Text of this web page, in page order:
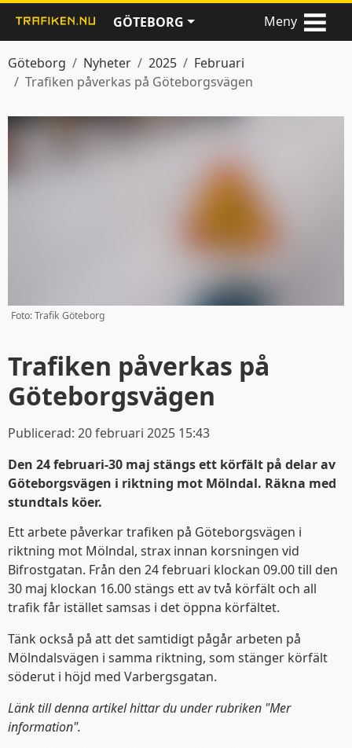
GÖTEBORG Meny
Göteborg Nyheter 2025
Februari
Trafiken påverkas på Göteborgsvägen
Foto: Trafik Göteborg
Trafiken påverkas på
Göteborgsvägen
Publicerad: 20 februari 2025 15:43
Den 24 februari-30 maj stängs ett körfält på delar av
Göteborgsvägen i riktning mot Mölndal. Räkna med
stundtals köer.
Ett arbete påverkar trafiken på Göteborgsvägen i
riktning mot Mölndal, strax innan korsningen vid
Bifrostgatan. Från den 24 februari klockan 09.00 till den
30 maj klockan 16.00 stängs ett av två körfält och all
trafik får istället samsas i det öppna körfältet.
Tänk också på att det samtidigt pågår arbeten på
Mölndalsvägen i samma riktning, som stänger körfält
söderut i höjd med Varbergsgatan.
Länk till denna artikel hittar du under rubriken "Mer
information".